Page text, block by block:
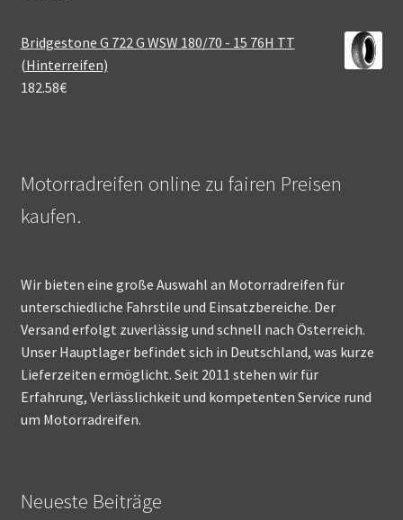
Bridgestone G 722 G WSW 180/70 - 15 76H TT
(Hinterreifen)
182.58€
Motorradreifen online zu fairen Preisen
kaufen.
Wir bieten eine große Auswahl an Motorradreifen für
unterschiedliche Fahrstile und Einsatzbereiche. Der
Versand erfolgt zuverlässig und schnell nach Österreich.
Unser Hauptlager befindet sich in Deutschland, was kurze
Lieferzeiten ermöglicht. Seit 2011 stehen wir für
Erfahrung, Verlässlichkeit und kompetenten Service rund
um Motorradreifen.
Neueste Beiträge